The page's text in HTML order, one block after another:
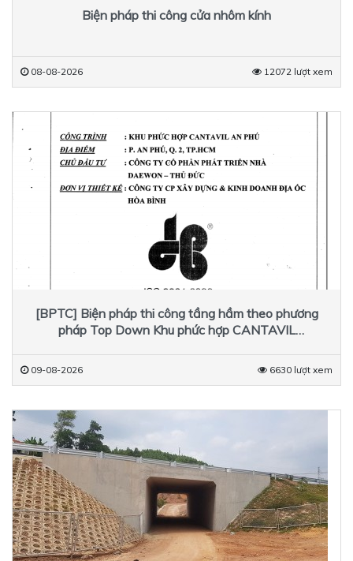
Biện pháp thi công cửa nhôm kính
08-08-2026 12072 lượt xem
[BPTC] Biện pháp thi công tầng hầm theo phương
pháp Top Down Khu phức hợp CANTAVIL
09-08-2026 6630 lượt xem